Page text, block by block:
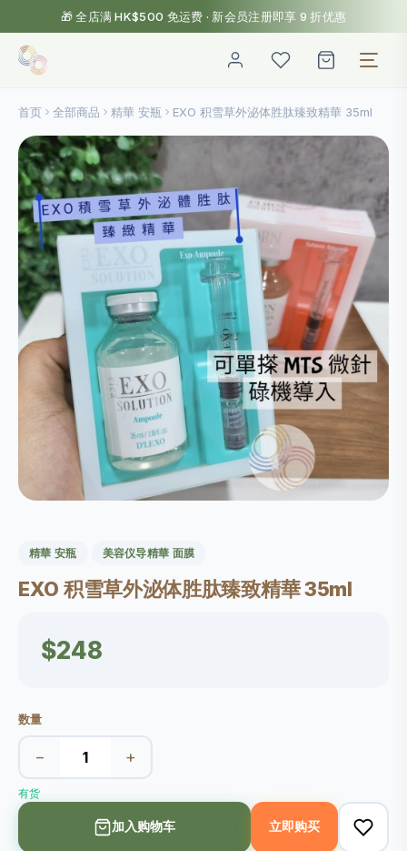
🎁 全店满 HK$500 免运费 · 新会员注册即享 9 折优惠
首页 全部商品 精華 安瓶 EXO 积雪草外泌体胜肽臻致精華 35ml
精華 安瓶 美容仪导精華 面膜
EXO 积雪草外泌体胜肽臻致精華 35ml
$248
数量
− +
有货
加入购物车 立即购买